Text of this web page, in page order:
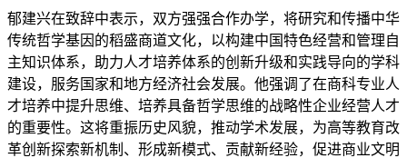
郁建兴在致辞中表示，双方强强合作办学，将研究和传播中华
传统哲学基因的稻盛商道文化，以构建中国特色经营和管理自
主知识体系，助力人才培养体系的创新升级和实践导向的学科
建设，服务国家和地方经济社会发展。他强调了在商科专业人
才培养中提升思维、培养具备哲学思维的战略性企业经营人才
的重要性。这将重振历史风貌，推动学术发展，为高等教育改
革创新探索新机制、形成新模式、贡献新经验，促进商业文明